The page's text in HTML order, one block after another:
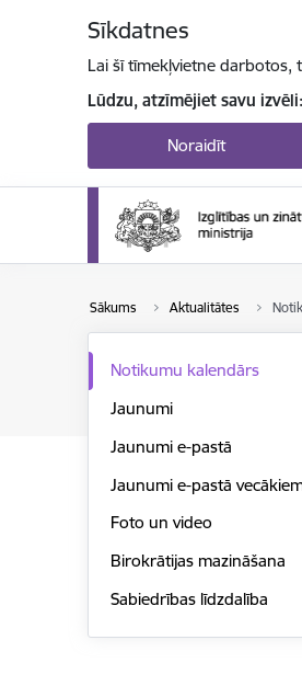
Sīkdatnes
Lai šī tīmekļvietne darbotos,
Lūdzu, atzīmējiet savu izvēli:
Noraidīt
Sākums Aktualitātes
Notikumu kalendārs
Jaunumi
Jaunumi e-pastā
Jaunumi e-pastā
Foto un video
Birokrātijas mazināšana
Sabiedrības līdzdalība